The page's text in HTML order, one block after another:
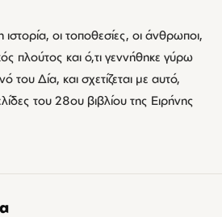
οι τοποθεσίες, οι άνθρωποι,
πλούτος και ό,τι γεννήθηκε γύρω
του Δία, και σχετίζεται με αυτό,
του 28ου βιβλίου της Ειρήνης